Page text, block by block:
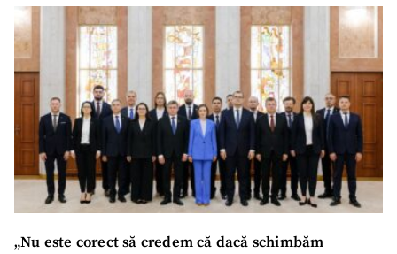
„Nu este corect să credem că dacă schimbăm